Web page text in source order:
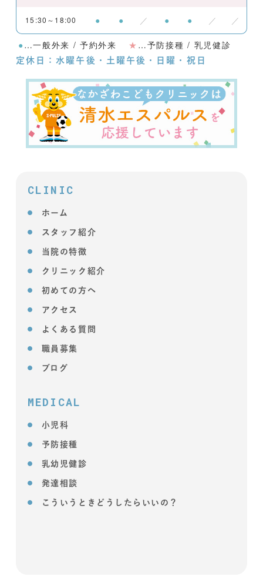
15:30～18:00 ● ● ／ ● ● ／ ／
●…一般外来 / 予約外来 ★ …予防接種 / 乳児健診
定休日：水曜午後・土曜午後・日曜・祝日
CLINIC
ホーム
スタッフ紹介
当院の特徴
クリニック紹介
初めての方へ
アクセス
よくある質問
職員募集
ブログ
MEDICAL
小児科
予防接種
乳幼児健診
発達相談
こういうときどうしたらいいの？